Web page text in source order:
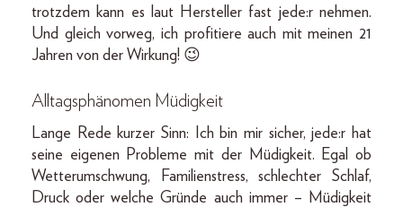
trotzdem kann es laut Hersteller fast jede:r nehmen.
Und gleich vorweg, ich profitiere auch mit meinen 21
Jahren von der Wirkung! 😉
Alltagsphänomen Müdigkeit
Lange Rede kurzer Sinn: Ich bin mir sicher, jede:r hat
seine eigenen Probleme mit der Müdigkeit. Egal ob
Wetterumschwung, Familienstress, schlechter Schlaf,
Druck oder welche Gründe auch immer – Müdigkeit